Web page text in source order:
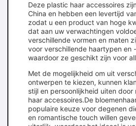
Deze plastic haar accessoires
China en hebben een levertijd
zodat u een product van hoge
dat aan uw verwachtingen
verschillende vormen en maten
voor verschillende haartypen en
waardoor ze geschikt zijn voor
Met de mogelijkheid om uit
ontwerpen te kiezen, kunnen
stijl en persoonlijkheid uiten door
haar accessoires.De
populaire keuze voor degenen
en romantische touch willen